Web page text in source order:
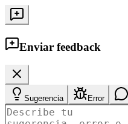
Enviar feedback
Sugerencia Error